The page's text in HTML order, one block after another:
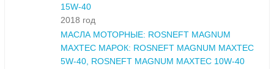
15W-40
2018 год
МАСЛА МОТОРНЫЕ: ROSNEFT MAGNUM
MAXTEC МАРОК: ROSNEFT MAGNUM MAXTEC
5W-40, ROSNEFT MAGNUM MAXTEC 10W-40